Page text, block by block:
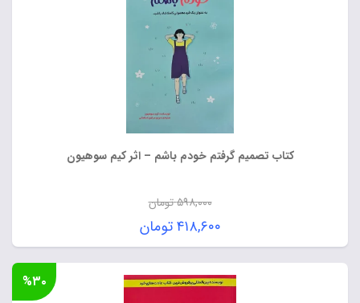
کتاب تصمیم گرفتم خودم باشم – اثر کیم سوهیون
۵۹۸,۰۰۰تومان
قیمت
اصلی:
۵۹۸,۰۰۰ تومان
بود.
۴۱۸,۶۰۰تومان
قیمت
فعلی:
۴۱۸,۶۰۰ تومان.
%۳۰